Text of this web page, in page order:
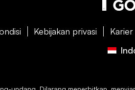
Kebijakan privasi Karier